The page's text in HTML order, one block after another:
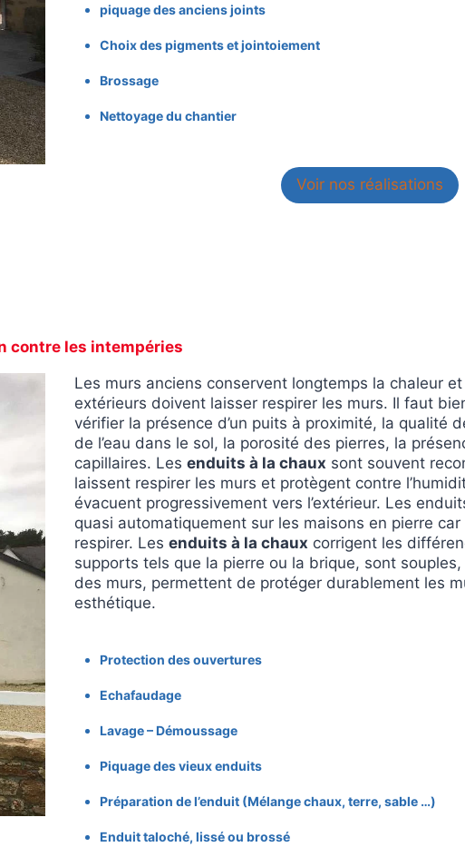
piquage des anciens joints
Choix des pigments et jointoiement
Brossage
Nettoyage du chantier
Voir nos réalisations
contre les intempéries
Les murs anciens conservent longtemps la chaleur
extérieurs doivent laisser respirer les murs. Il faut
vérifier la présence d’un puits à proximité, la qualité
de l’eau dans le sol, la porosité des pierres, la
capillaires. Les enduits à la chaux sont souvent
laissent respirer les murs et protègent contre
évacuent progressivement vers l’extérieur. Les
quasi automatiquement sur les maisons en pierre
respirer. Les enduits à la chaux corrigent les
supports tels que la pierre ou la brique, sont
des murs, permettent de protéger durablement les
esthétique.
Protection des ouvertures
Echafaudage
Lavage – Démoussage
Piquage des vieux enduits
Préparation de l’enduit (Mélange chaux, terre, sable …)
Enduit taloché, lissé ou brossé